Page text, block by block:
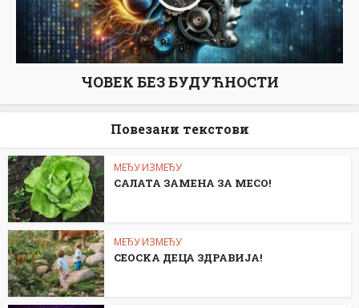
ЧОВЕК БЕЗ БУДУЋНОСТИ
Повезани текстови
МЕЂУ ИЗМЕЂУ
САЛАТА ЗАМЕНА ЗА МЕСО!
МЕЂУ ИЗМЕЂУ
СЕОСKА ДЕЦА ЗДРАВИЈА!